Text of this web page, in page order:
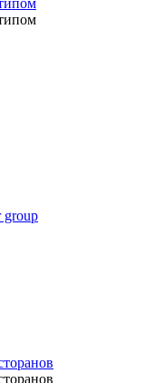
group